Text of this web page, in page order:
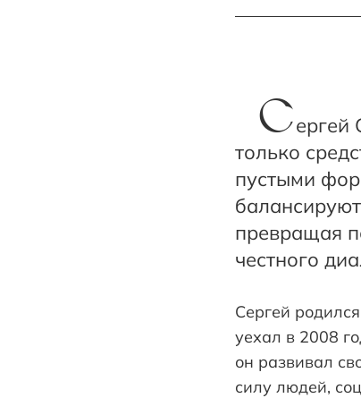
Сергей
только
пустыми
превращая
честного
Сергей
уехал в 2008
он развивал
силу людей,